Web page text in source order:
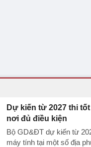
Dự kiến từ 2027 thi
nơi đủ điều kiện
Bộ GD&ĐT dự kiến từ
máy tính tại một số địa